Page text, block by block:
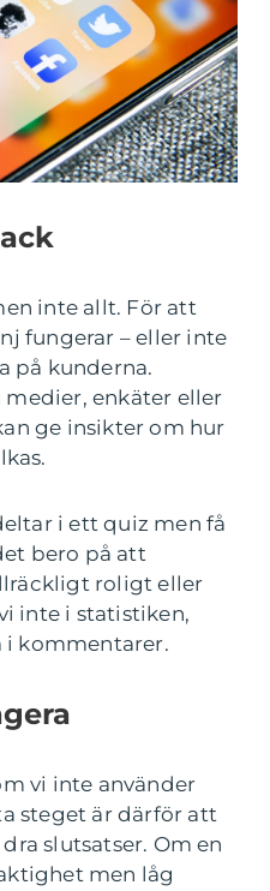
inte allt. För att
fungerar – eller inte
på kunderna.
enkäter eller
ge insikter om hur
i ett quiz men få
bero på att
roligt eller
inte i statistiken,
i kommentarer.
vi inte använder
steget är därför att
slutsatser. Om en
men låg